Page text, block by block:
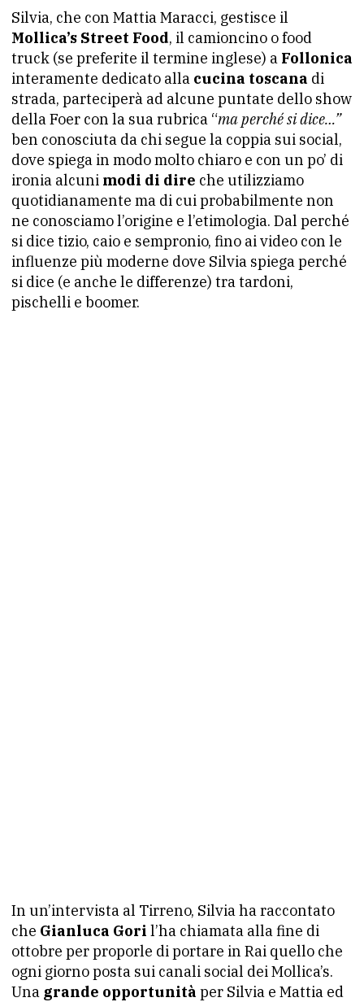
Silvia, che con Mattia Maracci, gestisce il
Mollica’s Street Food, il camioncino o food
truck (se preferite il termine inglese) a Follonica
interamente dedicato alla cucina toscana di
strada, parteciperà ad alcune puntate dello show
della Foer con la sua rubrica “ma perché si dice…”
ben conosciuta da chi segue la coppia sui social,
dove spiega in modo molto chiaro e con un po’ di
ironia alcuni modi di dire che utilizziamo
quotidianamente ma di cui probabilmente non
ne conosciamo l’origine e l’etimologia. Dal perché
si dice tizio, caio e sempronio, fino ai video con le
influenze più moderne dove Silvia spiega perché
si dice (e anche le differenze) tra tardoni,
pischelli e boomer.
In un’intervista al Tirreno, Silvia ha raccontato
che Gianluca Gori l’ha chiamata alla fine di
ottobre per proporle di portare in Rai quello che
ogni giorno posta sui canali social dei Mollica’s.
Una grande opportunità per Silvia e Mattia ed